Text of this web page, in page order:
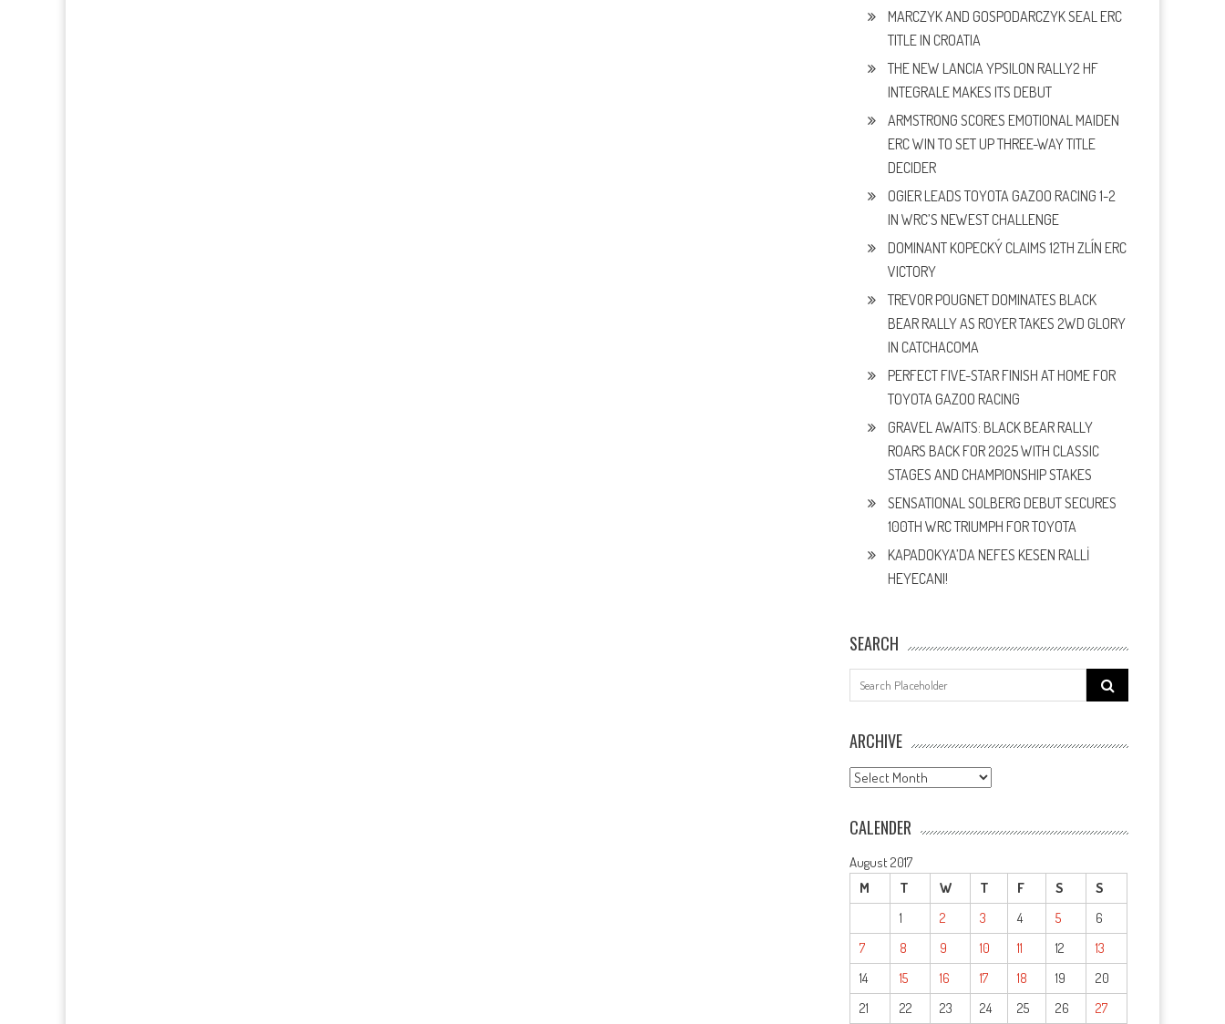
MARCZYK AND GOSPODARCZYK SEAL ERC
TITLE IN CROATIA
THE NEW LANCIA YPSILON RALLY2 HF
INTEGRALE MAKES ITS DEBUT
ARMSTRONG SCORES EMOTIONAL MAIDEN
ERC WIN TO SET UP THREE-WAY TITLE
DECIDER
OGIER LEADS TOYOTA GAZOO RACING 1-2
IN WRC’S NEWEST CHALLENGE
DOMINANT KOPECKÝ CLAIMS 12TH ZLÍN ERC
VICTORY
TREVOR POUGNET DOMINATES BLACK
BEAR RALLY AS ROYER TAKES 2WD GLORY
IN CATCHACOMA
PERFECT FIVE-STAR FINISH AT HOME FOR
TOYOTA GAZOO RACING
GRAVEL AWAITS: BLACK BEAR RALLY
ROARS BACK FOR 2025 WITH CLASSIC
STAGES AND CHAMPIONSHIP STAKES
SENSATIONAL SOLBERG DEBUT SECURES
100TH WRC TRIUMPH FOR TOYOTA
KAPADOKYA’DA NEFES KESEN RALLİ
HEYECANI!
SEARCH
Search
for:
ARCHIVE
ARCHIVE
CALENDER
August 2017
M
T W T F S
S
1
2 3 4 5
6
7
8 9 10 11 12
13
14
15 16 17 18 19
20
21
22 23 24 25 26 27